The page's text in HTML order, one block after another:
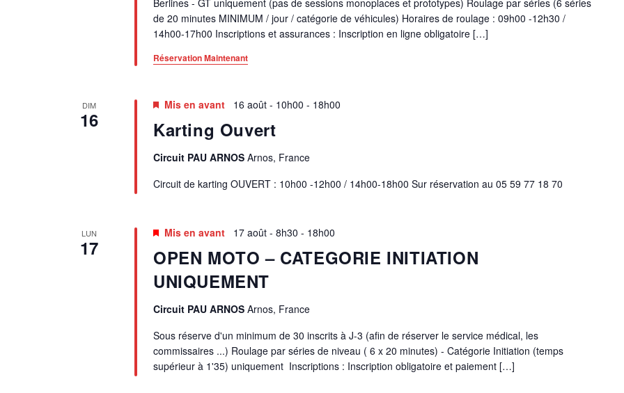
Berlines - GT uniquement (pas de sessions monoplaces et prototypes) Roulage par séries (6 séries
de 20 minutes MINIMUM / jour / catégorie de véhicules) Horaires de roulage : 09h00 -12h30 /
14h00-17h00 Inscriptions et assurances : Inscription en ligne obligatoire […]
Réservation Maintenant
DIM
16 Karting Ouvert
Mis en avant 16 août - 10h00 - 18h00
Circuit PAU ARNOS Arnos, France
Circuit de karting OUVERT : 10h00 -12h00 / 14h00-18h00 Sur réservation au 05 59 77 18 70
LUN
17
OPEN MOTO – CATEGORIE INITIATION
UNIQUEMENT
Mis en avant 17 août - 8h30 - 18h00
Circuit PAU ARNOS Arnos, France
Sous réserve d'un minimum de 30 inscrits à J-3 (afin de réserver le service médical, les
commissaires ...) Roulage par séries de niveau ( 6 x 20 minutes) - Catégorie Initiation (temps
supérieur à 1'35) uniquement Inscriptions : Inscription obligatoire et paiement […]